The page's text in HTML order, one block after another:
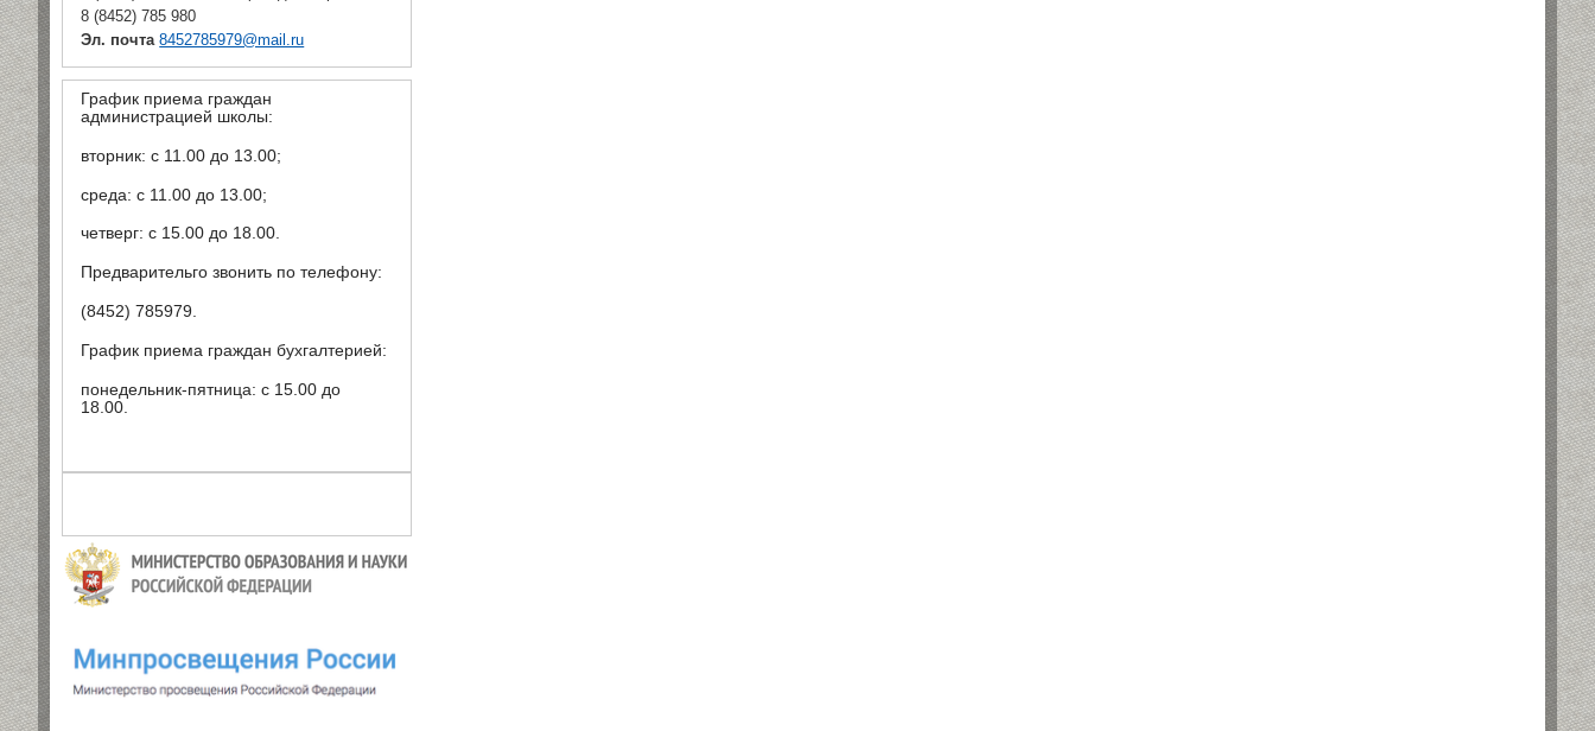
8 (8452) 785 980
Эл. почта 8452785979@mail.ru
График приема граждан
администрацией школы:
вторник: с 11.00 до 13.00;
среда: с 11.00 до 13.00;
четверг: с 15.00 до 18.00.
Предварительго звонить по телефону:
(8452) 785979.
График приема граждан бухгалтерией:
понедельник-пятница: с 15.00 до
18.00.